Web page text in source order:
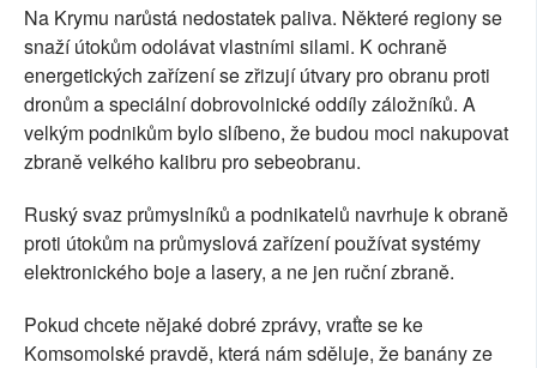
Na Krymu narůstá nedostatek paliva. Některé regiony se
snaží útokům odolávat vlastními silami. K ochraně
energetických zařízení se zřizují útvary pro obranu proti
dronům a speciální dobrovolnické oddíly záložníků. A
velkým podnikům bylo slíbeno, že budou moci nakupovat
zbraně velkého kalibru pro sebeobranu.
Ruský svaz průmyslníků a podnikatelů navrhuje k obraně
proti útokům na průmyslová zařízení používat systémy
elektronického boje a lasery, a ne jen ruční zbraně.
Pokud chcete nějaké dobré zprávy, vraťte se ke
Komsomolské pravdě, která nám sděluje, že banány ze